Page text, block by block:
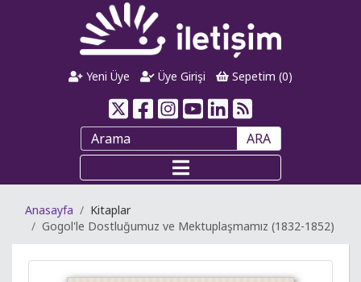
Yeni Üye Üye Girişi Sepetim (0)
ARA
Anasayfa
Kitaplar
Gogol'le Dostluğumuz ve Mektuplaşmamız (1832-1852)